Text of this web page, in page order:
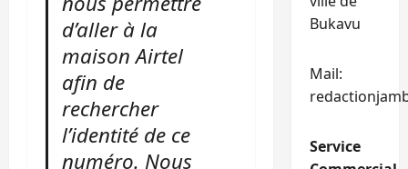
d’aller à la
maison Airtel
afin de
rechercher
l’identité de ce
numéro. Nous
Bukavu
Mail:
Service